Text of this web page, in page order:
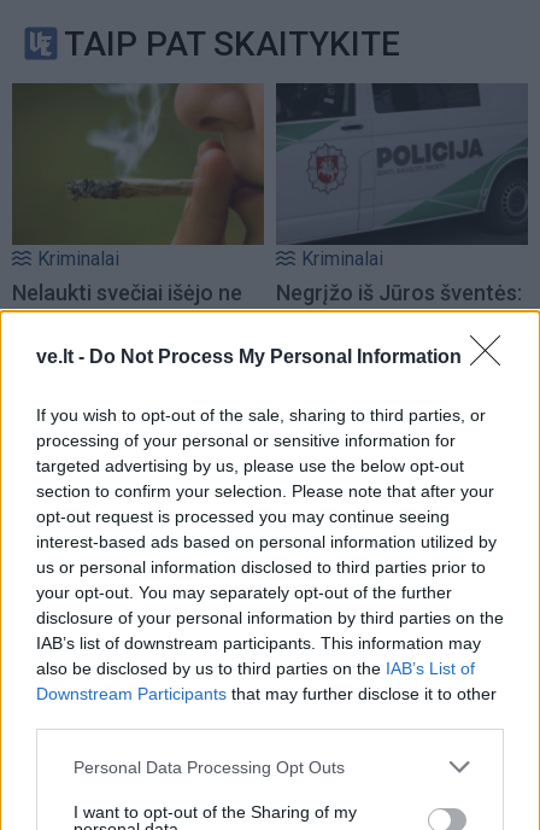
ve.lt - Do Not Process My Personal Information
If you wish to opt-out of the sale, sharing to third parties, or
processing of your personal or sensitive information for
targeted advertising by us, please use the below opt-out
section to confirm your selection. Please note that after your
opt-out request is processed you may continue seeing
interest-based ads based on personal information utilized by
us or personal information disclosed to third parties prior to
your opt-out. You may separately opt-out of the further
disclosure of your personal information by third parties on the
IAB’s list of downstream participants. This information may
also be disclosed by us to third parties on the IAB’s List of
Downstream Participants that may further disclose it to other
Personal Data Processing Opt Outs
I want to opt-out of the Sharing of my
TAIP PAT SKAITYKITE
Kriminalai
Nelaukti svečiai išėjo ne
tik su „lauktuvėmis“: į
nakties tamsą išsivedė ir
Kriminalai
Negrįžo iš Jūros šventės:
artimieji laukė dvi
savaites
Kriminalai
Dviem Klaipėdos
gimnazistams už kanapių
pagrobimą ir platinimą –
lygtinis laisvės atėmimas
Kriminalai
„Fūristas“ į judrią
sankryžą įlėkė „ant
rankinio“: vilkiko
puspriekabės ratai pakilo
į orą(7)